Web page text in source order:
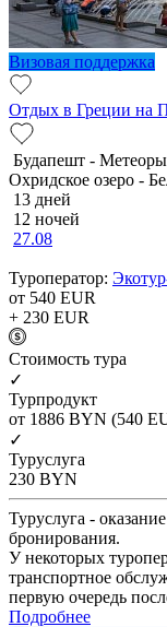
Визовая поддержка
Отдых в Греции на
Будапешт -
Охридское озеро -
13 дней
12 ночей
27.08
Туроператор:
от 540 EUR
+ 230 EUR
Cтоимость тура
✓
Турпродукт
от 1886 BYN (540
✓
Туруслуга
230 BYN
Туруслуга -
бронирования.
У некоторых
транспортное
первую очередь
Подробнее